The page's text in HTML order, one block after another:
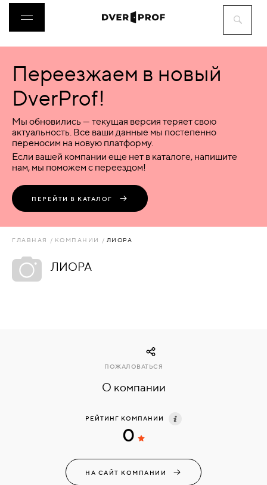
ДВЕРИ
ФУРНИТУРА
ВОРОТА
ПЕРЕГОРОДКИ
АКСЕССУАРЫ
ЗАВКИ
Переезжаем в новый
DverProf!
Мы обновились — текущая версия теряет свою
актуальность. Все ваши данные мы постепенно
переносим на новую платформу.
Если вашей компании еще нет в каталоге, напишите
нам, мы поможем с переездом!
ПЕРЕЙТИ В КАТАЛОГ
ГЛАВНАЯ КОМПАНИИ ЛИОРА
ЛИОРА
О компании
ПОЖАЛОВАТЬСЯ
РЕЙТИНГ КОМПАНИИ
0
НА САЙТ КОМПАНИИ